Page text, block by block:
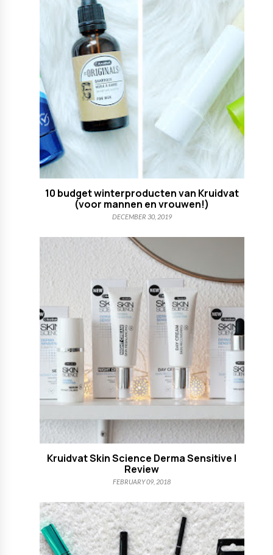
10 budget winterproducten van Kruidvat
(voor mannen en vrouwen!)
DECEMBER 30, 2019
Kruidvat Skin Science Derma Sensitive |
Review
FEBRUARY 09, 2018